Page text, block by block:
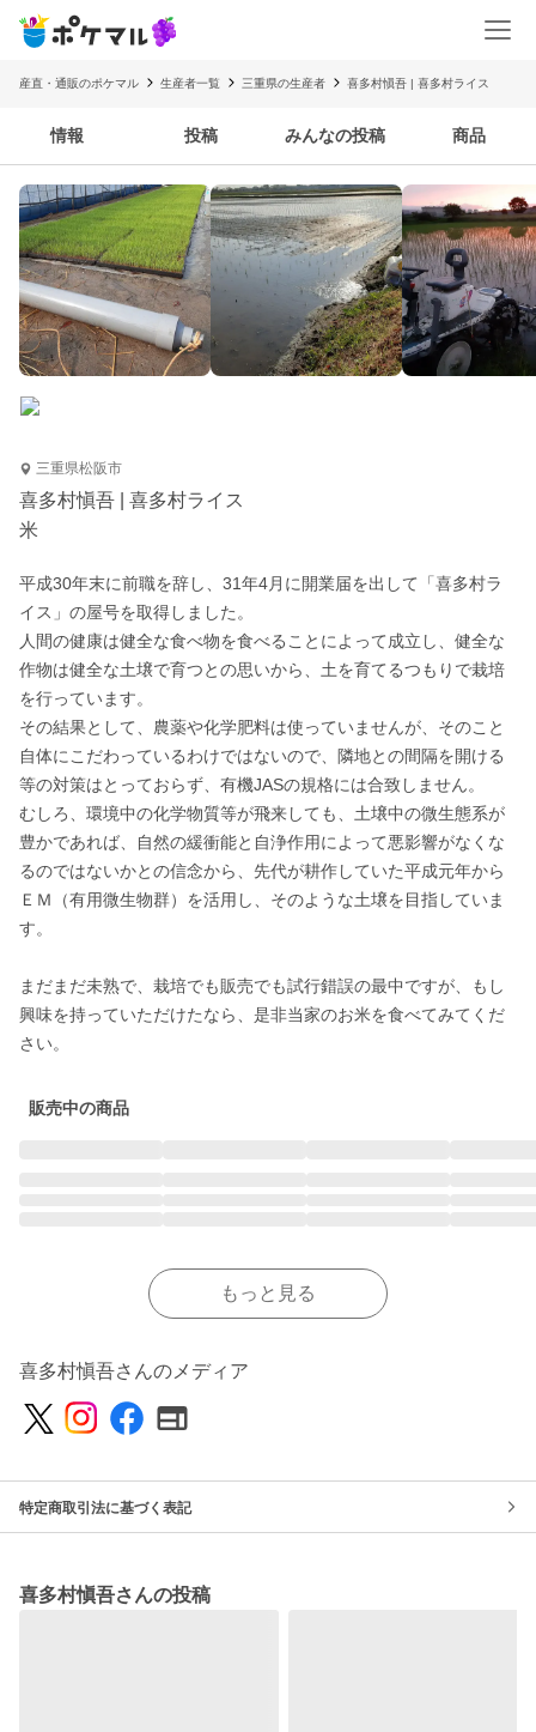
産直・通販のポケマル 生産者一覧 三重県の生産者 喜多村愼吾 | 喜多村ライス
情報 投稿 みんなの投稿 商品
三重県松阪市
喜多村愼吾 | 喜多村ライス
米
平成30年末に前職を辞し、31年4月に開業届を出して「喜多村ラ
イス」の屋号を取得しました。
人間の健康は健全な食べ物を食べることによって成立し、健全な
作物は健全な土壌で育つとの思いから、土を育てるつもりで栽培
を行っています。
その結果として、農薬や化学肥料は使っていませんが、そのこと
自体にこだわっているわけではないので、隣地との間隔を開ける
等の対策はとっておらず、有機JASの規格には合致しません。
むしろ、環境中の化学物質等が飛来しても、土壌中の微生態系が
豊かであれば、自然の緩衝能と自浄作用によって悪影響がなくな
るのではないかとの信念から、先代が耕作していた平成元年から
ＥＭ（有用微生物群）を活用し、そのような土壌を目指していま
す。
まだまだ未熟で、栽培でも販売でも試行錯誤の最中ですが、もし
興味を持っていただけたなら、是非当家のお米を食べてみてくだ
さい。
販売中の商品
もっと見る
喜多村愼吾さんのメディア
特定商取引法に基づく表記
喜多村愼吾さんの投稿